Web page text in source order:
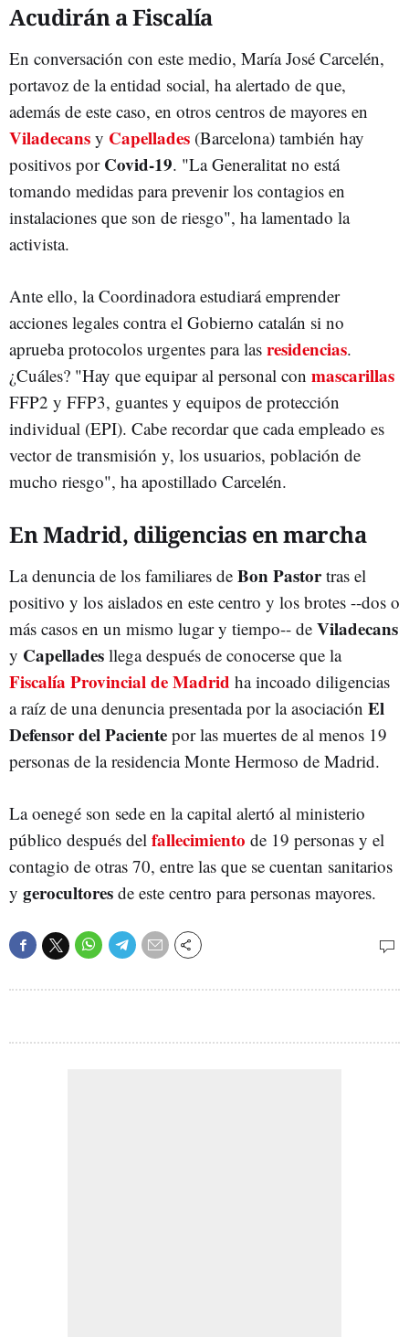
Acudirán a Fiscalía
En conversación con este medio, María José Carcelén,
portavoz de la entidad social, ha alertado de que,
además de este caso, en otros centros de mayores en
Viladecans y Capellades (Barcelona) también hay
positivos por Covid-19. "La Generalitat no está
tomando medidas para prevenir los contagios en
instalaciones que son de riesgo", ha lamentado la
activista.
Ante ello, la Coordinadora estudiará emprender
acciones legales contra el Gobierno catalán si no
aprueba protocolos urgentes para las residencias.
¿Cuáles? "Hay que equipar al personal con mascarillas
FFP2 y FFP3, guantes y equipos de protección
individual (EPI). Cabe recordar que cada empleado es
vector de transmisión y, los usuarios, población de
mucho riesgo", ha apostillado Carcelén.
En Madrid, diligencias en marcha
La denuncia de los familiares de Bon Pastortras el
positivo y los aislados en este centro y los brotes --dos o
más casos en un mismo lugar y tiempo-- de Viladecans
y Capellades llega después de conocerse que la
Fiscalía Provincial de Madrid ha incoado diligencias
a raíz de una denuncia presentada por la asociación El
Defensor del Paciente por las muertes de al menos 19
personas de la residencia Monte Hermoso de Madrid.
La oenegé son sede en la capital alertó al ministerio
público después del fallecimiento de 19 personas y el
contagio de otras 70, entre las que se cuentan sanitarios
y gerocultores de este centro para personas mayores.